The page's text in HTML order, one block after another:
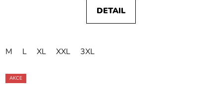
DETAIL
M L XL XXL 3XL
AKCE